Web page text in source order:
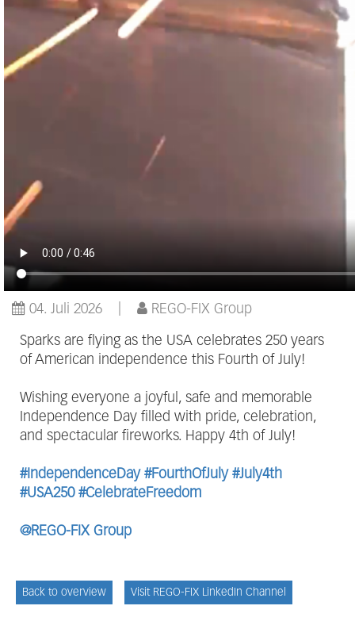
04. Juli 2026 REGO-FIX Group
Sparks are flying as the USA celebrates 250 years
of American independence this Fourth of July!
Wishing everyone a joyful, safe and memorable
Independence Day filled with pride, celebration,
and spectacular fireworks. Happy 4th of July!
#IndependenceDay #FourthOfJuly #July4th
#USA250 #CelebrateFreedom
@REGO-FIX Group
Back to overview Visit REGO-FIX LinkedIn Channel